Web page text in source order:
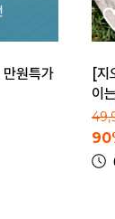
원특가
[지
이